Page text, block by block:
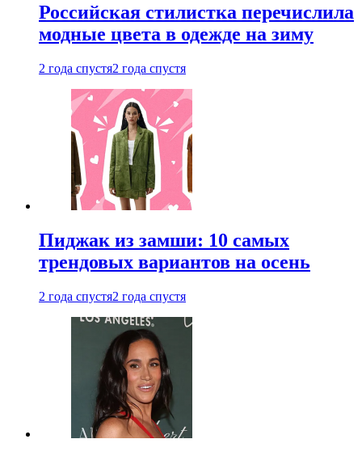
Российская стилистка перечислила
модные цвета в одежде на зиму
2 года спустя2 года спустя
Пиджак из замши: 10 самых
трендовых вариантов на осень
2 года спустя2 года спустя